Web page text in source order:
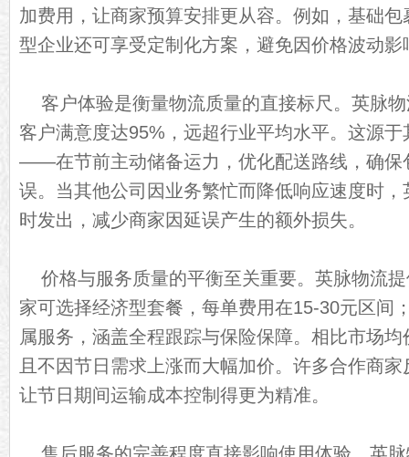
加费用，让商家预算安排更从容。例如，基础
型企业还可享受定制化方案，避免因价格波动影
客户体验是衡量物流质量的直接标尺。英脉
客户满意度达95%，远超行业平均水平。这源
——在节前主动储备运力，优化配送路线，确保
误。当其他公司因业务繁忙而降低响应速度时
时发出，减少商家因延误产生的额外损失。
价格与服务质量的平衡至关重要。英脉物流
家可选择经济型套餐，每单费用在15-30元区间
属服务，涵盖全程跟踪与保险保障。相比市场
且不因节日需求上涨而大幅加价。许多合作商
让节日期间运输成本控制得更为精准。